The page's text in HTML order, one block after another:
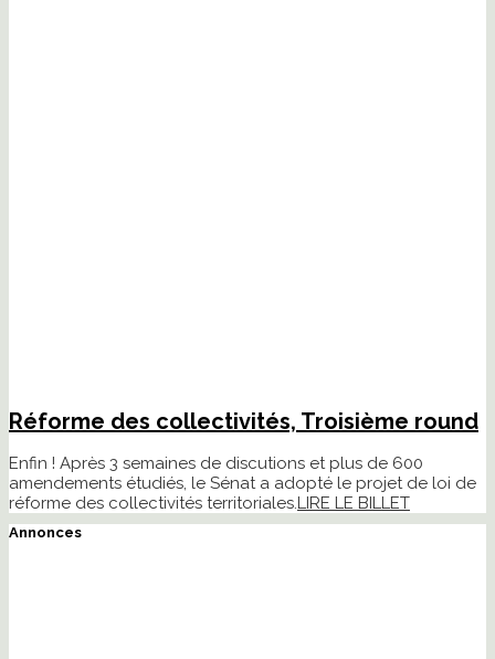
Réforme des collectivités, Troisième round
Enfin ! Après 3 semaines de discutions et plus de 600
amendements étudiés, le Sénat a adopté le projet de loi de
réforme des collectivités territoriales. LIRE LE BILLET
Annonces